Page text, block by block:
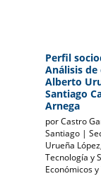
Perfil
Análisis
Alberto
Santiago
Arnega
porCastro
Santiago |
Urueña
Tecnología y
Económicos